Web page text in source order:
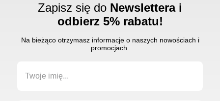
Zapisz się do Newslettera i
odbierz 5% rabatu!
Na bieżąco otrzymasz informacje o naszych nowościach i
promocjach.